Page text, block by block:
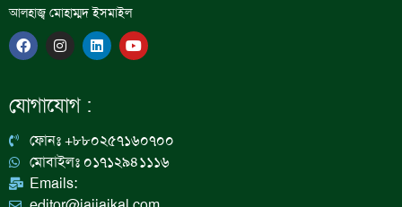
আলহাজ্ব মোহাম্মদ ইসমাইল
F
a
c
b
o
I
n
s
a
g
a
m
L
i
n
n
Y
o
u
যোগাযোগ :
ফোনঃ +৮৮০২৫৭১৬০৭০০
মোবাইলঃ ০১৭১২৯৪১১১৬
Emails: